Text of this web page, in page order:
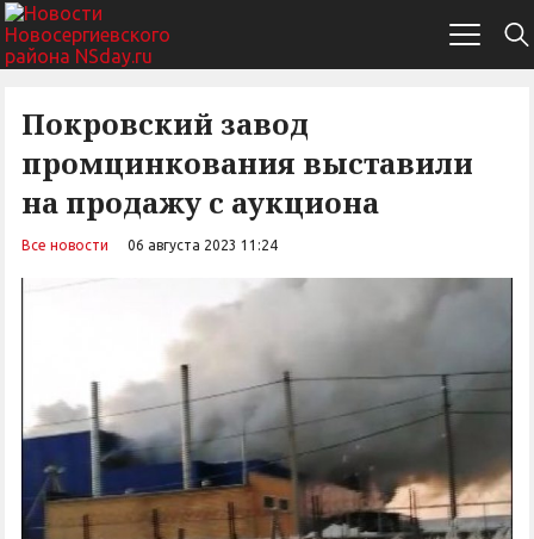
Покровский завод
промцинкования выставили
на продажу с аукциона
Все новости 06 августа 2023 11:24